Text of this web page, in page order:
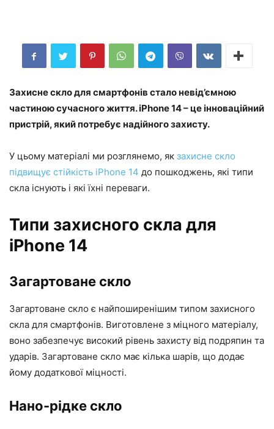
Захисне скло для смартфонів стало невід’ємною
частиною сучасного життя. iPhone 14 – це інноваційний
пристрій, який потребує надійного захисту.
У цьому матеріалі ми розглянемо, як захисне скло
підвищує стійкість iPhone 14 до пошкоджень, які типи
скла існують і які їхні переваги.
Типи захисного скла для
iPhone 14
Загартоване скло
Загартоване скло є найпоширенішим типом захисного
скла для смартфонів. Виготовлене з міцного матеріалу,
воно забезпечує високий рівень захисту від подряпин та
ударів. Загартоване скло має кілька шарів, що додає
йому додаткової міцності.
Нано-рідке скло